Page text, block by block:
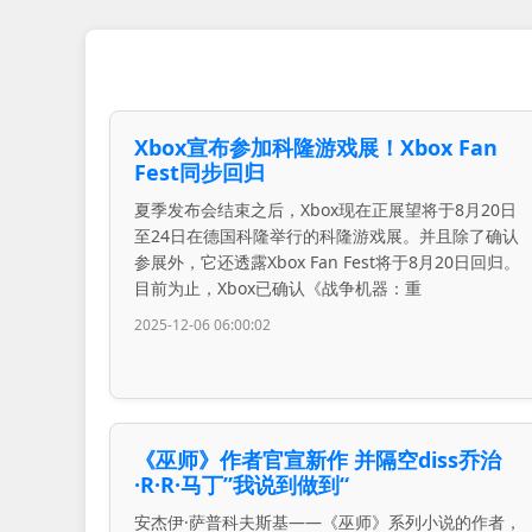
Xbox宣布参加科隆游戏展！Xbox Fan
Fest同步回归
夏季发布会结束之后，Xbox现在正展望将于8月20日
至24日在德国科隆举行的科隆游戏展。并且除了确认
参展外，它还透露Xbox Fan Fest将于8月20日回归。
目前为止，Xbox已确认《战争机器：重
2025-12-06 06:00:02
《巫师》作者官宣新作 并隔空diss乔治
·R·R·马丁”我说到做到“
安杰伊·萨普科夫斯基——《巫师》系列小说的作者，